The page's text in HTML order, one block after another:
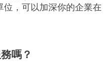
，可以加深你的企業在
嗎？